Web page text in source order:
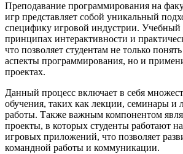
Преподавание программирования на
игр представляет собой уникальный
специфику игровой индустрии. Учебный
принципах интерактивности и
что позволяет студентам не только
аспекты программирования, но и
проектах.
Данный процесс включает в себя
обучения, таких как лекции, семинары и
работы. Также важным компонентом
проекты, в которых студенты работают
игровых приложений, что позволяет
командной работы и коммуникации.